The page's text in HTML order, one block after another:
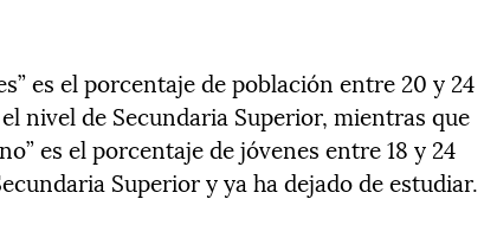
es el porcentaje de población entre 20 y 24
nivel de Secundaria Superior, mientras que
es el porcentaje de jóvenes entre 18 y 24
Superior y ya ha dejado de estudiar.